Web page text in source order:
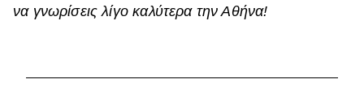
να γνωρίσεις λίγο καλύτερα την Αθήνα!